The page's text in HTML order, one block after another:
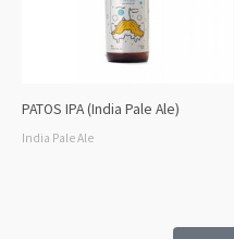
PATOS IPA (India Pale Ale)
India Pale Ale